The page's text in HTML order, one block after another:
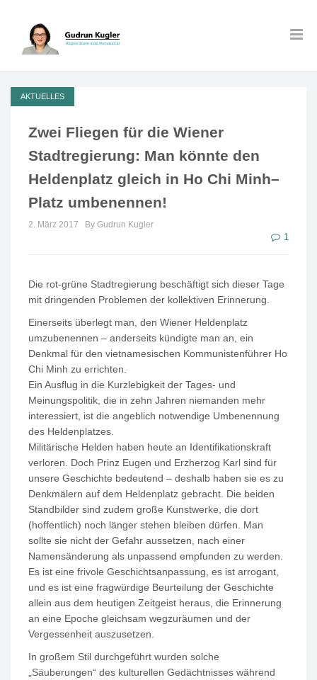
AKTUELLES
Zwei Fliegen für die Wiener
Stadtregierung: Man könnte den
Heldenplatz gleich in Ho Chi Minh–
Platz umbenennen!
2. März 2017 By Gudrun Kugler
1
Die rot-grüne Stadtregierung beschäftigt sich dieser Tage
mit dringenden Problemen der kollektiven Erinnerung.
Einerseits überlegt man, den Wiener Heldenplatz
umzubenennen – anderseits kündigte man an, ein
Denkmal für den vietnamesischen Kommunistenführer Ho
Chi Minh zu errichten.
Ein Ausflug in die Kurzlebigkeit der Tages- und
Meinungspolitik, die in zehn Jahren niemanden mehr
interessiert, ist die angeblich notwendige Umbenennung
des Heldenplatzes.
Militärische Helden haben heute an Identifikationskraft
verloren. Doch Prinz Eugen und Erzherzog Karl sind für
unsere Geschichte bedeutend – deshalb haben sie es zu
Denkmälern auf dem Heldenplatz gebracht. Die beiden
Standbilder sind zudem große Kunstwerke, die dort
(hoffentlich) noch länger stehen bleiben dürfen. Man
sollte sie nicht der Gefahr aussetzen, nach einer
Namensänderung als unpassend empfunden zu werden.
Es ist eine frivole Geschichtsanpassung, es ist arrogant,
und es ist eine fragwürdige Beurteilung der Geschichte
allein aus dem heutigen Zeitgeist heraus, die Erinnerung
an eine Epoche gleichsam wegzuräumen und der
Vergessenheit auszusetzen.
In großem Stil durchgeführt wurden solche
„Säuberungen“ des kulturellen Gedächtnisses während